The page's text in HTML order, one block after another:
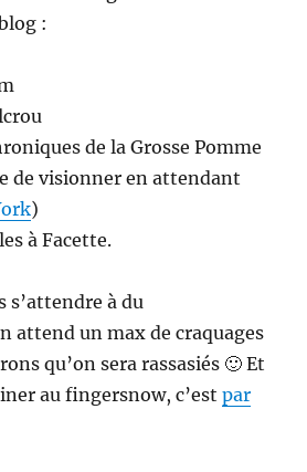
:
de la Grosse Pomme
de visionner en attendant
)
à Facette.
s’attendre à du
attend un max de craquages
qu’on sera rassasiés 🙂 Et
au fingersnow, c’estpar